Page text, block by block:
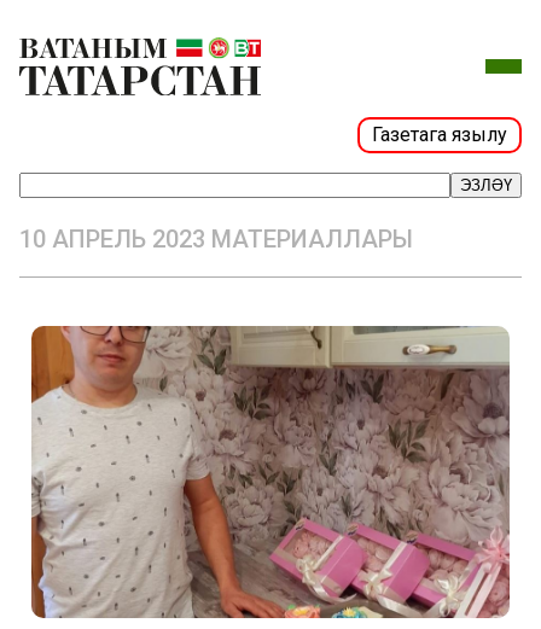
Газетага язылу
ЭЗЛӘҮ
10 АПРЕЛЬ 2023 МАТЕРИАЛЛАРЫ